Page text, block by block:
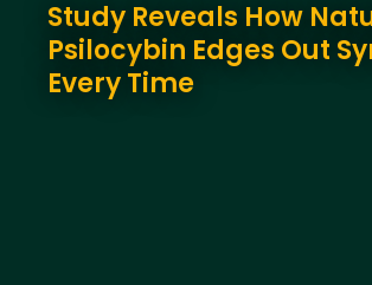
Study Reveals How
Psilocybin Edges Out
Every Time